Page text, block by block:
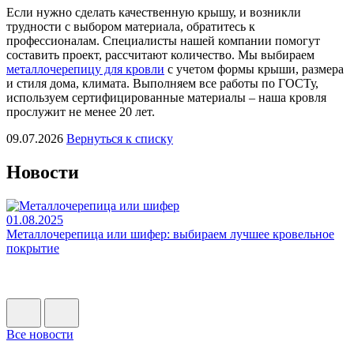
Если нужно сделать качественную крышу, и возникли
трудности с выбором материала, обратитесь к
профессионалам. Специалисты нашей компании помогут
составить проект, рассчитают количество. Мы выбираем
металлочерепицу для кровли с учетом формы крыши, размера
и стиля дома, климата. Выполняем все работы по ГОСТу,
используем сертифицированные материалы – наша кровля
прослужит не менее 20 лет.
09.07.2026 Вернуться к списку
Новости
01.08.2025
Металлочерепица или шифер: выбираем лучшее кровельное
покрытие
Все новости